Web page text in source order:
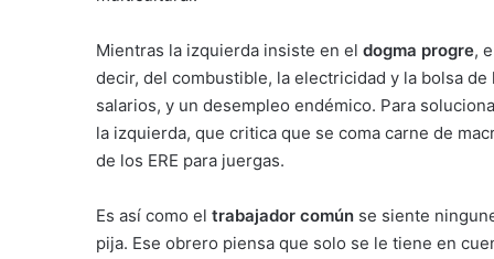
Mientras la izquierda insiste en el dogma progre,
decir, del combustible, la electricidad y la bolsa
salarios, y un desempleo endémico. Para
la izquierda, que critica que se coma carne de
de los ERE para juergas.
Es así como el trabajador común se siente
pija. Ese obrero piensa que solo se le tiene en